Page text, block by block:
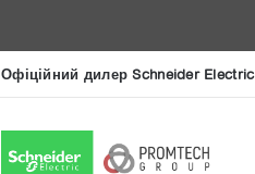
Офіційний дилер Schneider Electric